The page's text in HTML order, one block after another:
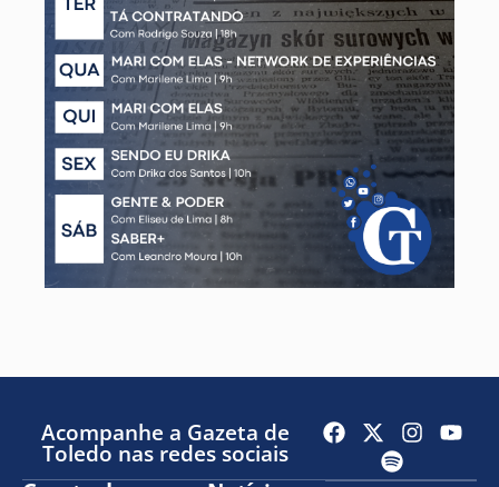
Acompanhe a Gazeta de
Toledo nas redes sociais